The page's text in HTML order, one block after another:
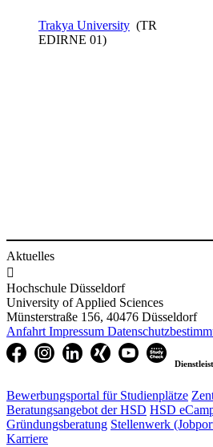
Trakya University (TR
EDIRNE 01)
Aktuelles

Hochschule Düsseldorf
University of Applied Sciences
Münsterstraße 156, 40476 Düsseldorf
Anfahrt Impressum
Bewerbungsportal für Studienplätze
Beratungsangebot der HSD HSD
Gründungsberatung Stellenwerk
Karriere